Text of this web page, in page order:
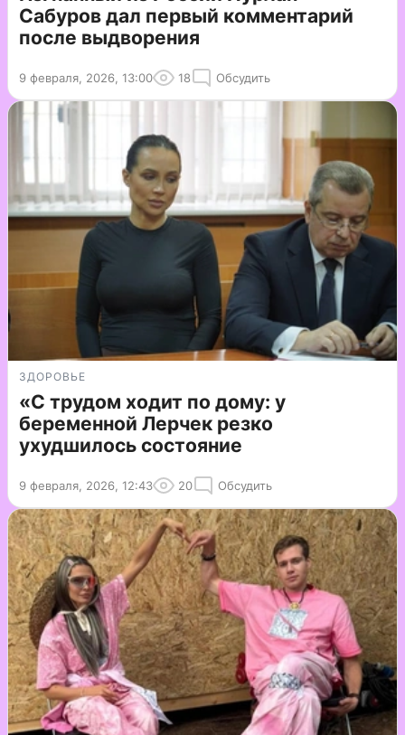
Сабуров дал первый комментарий
после выдворения
9 февраля, 2026, 13:00 18 Обсудить
ЗДОРОВЬЕ
«С трудом ходит по дому: у
беременной Лерчек резко
ухудшилось состояние
9 февраля, 2026, 12:43 20 Обсудить